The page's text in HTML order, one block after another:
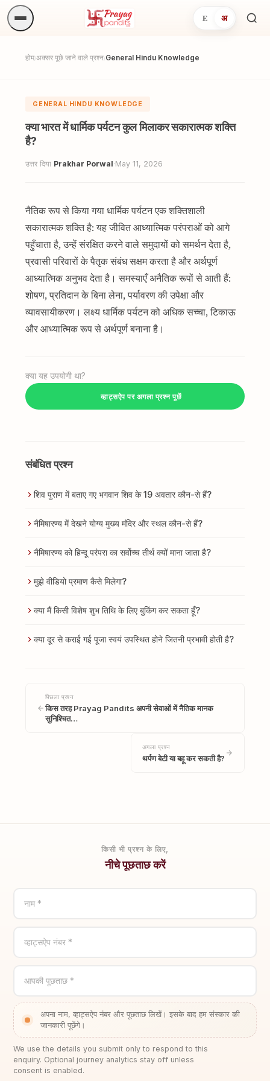
E अ
होम/अक्सर पूछे जाने वाले प्रश्न/General Hindu Knowledge
GENERAL HINDU KNOWLEDGE
क्या भारत में धार्मिक पर्यटन कुल मिलाकर सकारात्मक शक्ति
है?
उत्तर दिया Prakhar Porwal·May 11, 2026
नैतिक रूप से किया गया धार्मिक पर्यटन एक शक्तिशाली
सकारात्मक शक्ति है: यह जीवित आध्यात्मिक परंपराओं को आगे
पहुँचाता है, उन्हें संरक्षित करने वाले समुदायों को समर्थन देता है,
प्रवासी परिवारों के पैतृक संबंध सक्षम करता है और अर्थपूर्ण
आध्यात्मिक अनुभव देता है। समस्याएँ अनैतिक रूपों से आती हैं:
शोषण, प्रतिदान के बिना लेना, पर्यावरण की उपेक्षा और
व्यावसायीकरण। लक्ष्य धार्मिक पर्यटन को अधिक सच्चा, टिकाऊ
और आध्यात्मिक रूप से अर्थपूर्ण बनाना है।
क्या यह उपयोगी था?
व्हाट्सऐप पर अगला प्रश्न पूछें
संबंधित प्रश्न
शिव पुराण में बताए गए भगवान शिव के 19 अवतार कौन-से हैं?
नैमिषारण्य में देखने योग्य मुख्य मंदिर और स्थल कौन-से हैं?
नैमिषारण्य को हिन्दू परंपरा का सर्वोच्च तीर्थ क्यों माना जाता है?
मुझे वीडियो प्रमाण कैसे मिलेगा?
क्या मैं किसी विशेष शुभ तिथि के लिए बुकिंग कर सकता हूँ?
क्या दूर से कराई गई पूजा स्वयं उपस्थित होने जितनी प्रभावी होती है?
पिछला प्रश्न
किस तरह Prayag Pandits अपनी सेवाओं में नैतिक मानक
सुनिश्चित…
अगला प्रश्न
थर्पण बेटी या बहू कर सकती है?
किसी भी प्रश्न के लिए,
नीचे पूछताछ करें
नाम *
व्हाट्सऐप नंबर *
आपकी पूछताछ *
अपना नाम, व्हाट्सऐप नंबर और पूछताछ लिखें। इसके बाद हम संस्कार की
जानकारी पूछेंगे।
We use the details you submit only to respond to this
enquiry. Optional journey analytics stay off unless
consent is enabled.